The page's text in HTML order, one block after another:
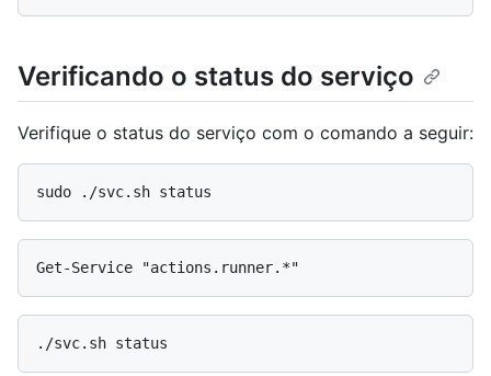
Verificando o status do serviço
Verifique o status do serviço com o comando a seguir: